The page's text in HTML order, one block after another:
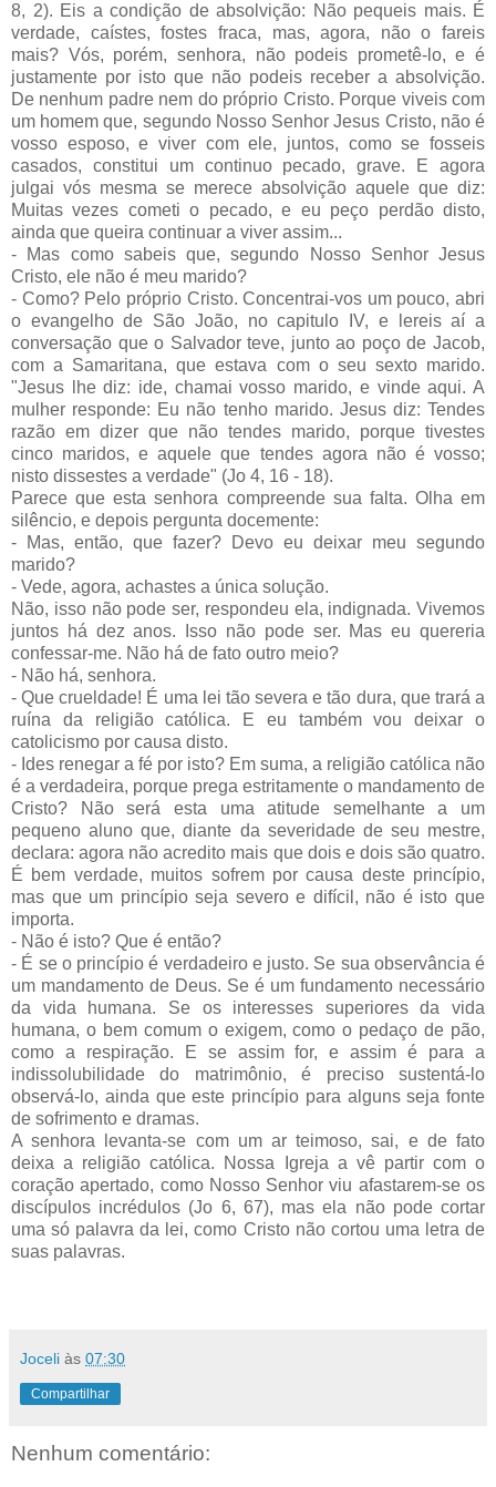
8, 2). Eis a condição de absolvição: Não pequeis mais. É
verdade, caístes, fostes fraca, mas, agora, não o fareis
mais? Vós, porém, senhora, não podeis prometê-lo, e é
justamente por isto que não podeis receber a absolvição.
De nenhum padre nem do próprio Cristo. Porque viveis com
um homem que, segundo Nosso Senhor Jesus Cristo, não é
vosso esposo, e viver com ele, juntos, como se fosseis
casados, constitui um continuo pecado, grave. E agora
julgai vós mesma se merece absolvição aquele que diz:
Muitas vezes cometi o pecado, e eu peço perdão disto,
ainda que queira continuar a viver assim...
- Mas como sabeis que, segundo Nosso Senhor Jesus
Cristo, ele não é meu marido?
- Como? Pelo próprio Cristo. Concentrai-vos um pouco, abri
o evangelho de São João, no capitulo IV, e lereis aí a
conversação que o Salvador teve, junto ao poço de Jacob,
com a Samaritana, que estava com o seu sexto marido.
"Jesus lhe diz: ide, chamai vosso marido, e vinde aqui. A
mulher responde: Eu não tenho marido. Jesus diz: Tendes
razão em dizer que não tendes marido, porque tivestes
cinco maridos, e aquele que tendes agora não é vosso;
nisto dissestes a verdade" (Jo 4, 16 - 18).
Parece que esta senhora compreende sua falta. Olha em
silêncio, e depois pergunta docemente:
- Mas, então, que fazer? Devo eu deixar meu segundo
marido?
- Vede, agora, achastes a única solução.
Não, isso não pode ser, respondeu ela, indignada. Vivemos
juntos há dez anos. Isso não pode ser. Mas eu quereria
confessar-me. Não há de fato outro meio?
- Não há, senhora.
- Que crueldade! É uma lei tão severa e tão dura, que trará a
ruína da religião católica. E eu também vou deixar o
catolicismo por causa disto.
- Ides renegar a fé por isto? Em suma, a religião católica não
é a verdadeira, porque prega estritamente o mandamento de
Cristo? Não será esta uma atitude semelhante a um
pequeno aluno que, diante da severidade de seu mestre,
declara: agora não acredito mais que dois e dois são quatro.
É bem verdade, muitos sofrem por causa deste princípio,
mas que um princípio seja severo e difícil, não é isto que
importa.
- Não é isto? Que é então?
- É se o princípio é verdadeiro e justo. Se sua observância é
um mandamento de Deus. Se é um fundamento necessário
da vida humana. Se os interesses superiores da vida
humana, o bem comum o exigem, como o pedaço de pão,
como a respiração. E se assim for, e assim é para a
indissolubilidade do matrimônio, é preciso sustentá-lo
observá-lo, ainda que este princípio para alguns seja fonte
de sofrimento e dramas.
A senhora levanta-se com um ar teimoso, sai, e de fato
deixa a religião católica. Nossa Igreja a vê partir com o
coração apertado, como Nosso Senhor viu afastarem-se os
discípulos incrédulos (Jo 6, 67), mas ela não pode cortar
uma só palavra da lei, como Cristo não cortou uma letra de
suas palavras.
Joceli às 07:30
Compartilhar
Nenhum comentário: